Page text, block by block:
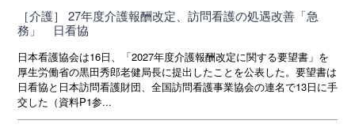
［介護］ 27年度介護報酬改定、訪問看護の処遇改善「急
務」 日看協
日本看護協会は16日、「2027年度介護報酬改定に関する要望書」を
厚生労働省の黒田秀郎老健局長に提出したことを公表した。要望書は
日看協と日本訪問看護財団、全国訪問看護事業協会の連名で13日に手
交した（資料P1参...